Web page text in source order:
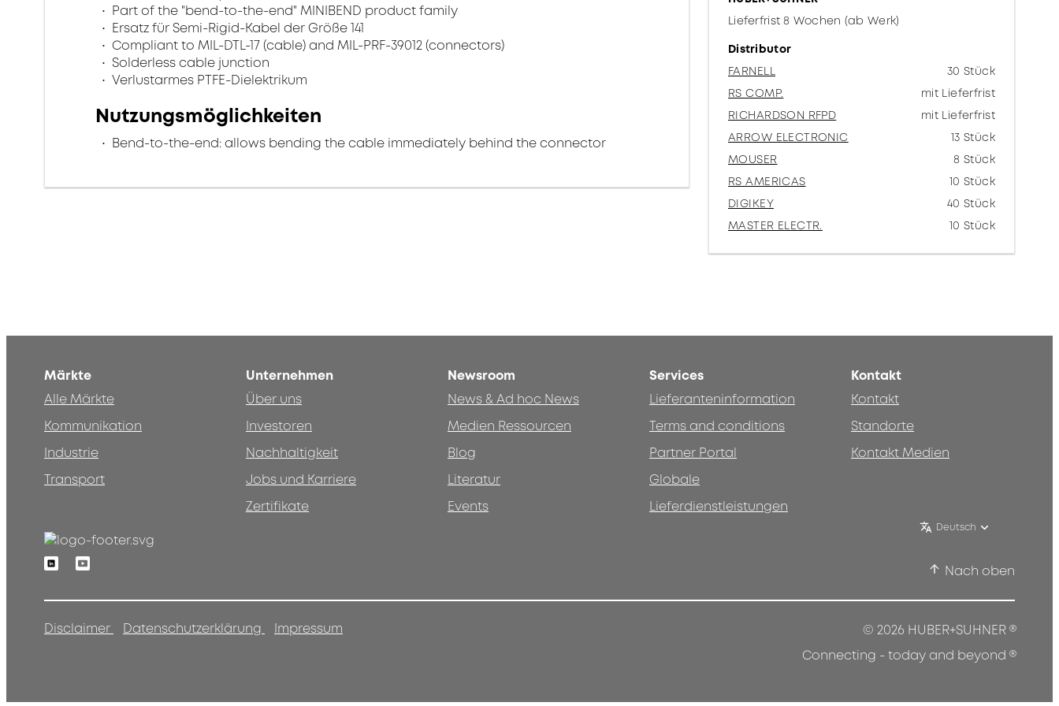
Part of the "bend-to-the-end" MINIBEND product family
Ersatz für Semi-Rigid-Kabel der Größe 141
Compliant to MIL-DTL-17 (cable) and MIL-PRF-39012 (connectors)
Solderless cable junction
Verlustarmes PTFE-Dielektrikum
Nutzungsmöglichkeiten
Bend-to-the-end: allows bending the cable immediately behind the connector
Lieferfrist 8 Wochen (ab Werk)
Distributor
FARNELL
30 Stück
RS COMP.
mit Lieferfrist
RICHARDSON RFPD
mit Lieferfrist
ARROW ELECTRONIC
13 Stück
MOUSER
8 Stück
RS AMERICAS
10 Stück
DIGIKEY
40 Stück
MASTER ELECTR.
10 Stück
Märkte
Alle Märkte
Kommunikation
Industrie
Transport
Unternehmen
Über uns
Investoren
Nachhaltigkeit
Jobs und Karriere
Zertifikate
Newsroom
News & Ad hoc News
Medien Ressourcen
Blog
Literatur
Events
Services
Lieferanteninformation
Terms and conditions
Partner Portal
Globale
Lieferdienstleistungen
Kontakt
Kontakt
Standorte
Kontakt Medien
Deutsch
LinkedinYoutube
Nach oben
Disclaimer Datenschutzerklärung Impressum © 2026 HUBER+SUHNER®
Connecting - today and beyond ®